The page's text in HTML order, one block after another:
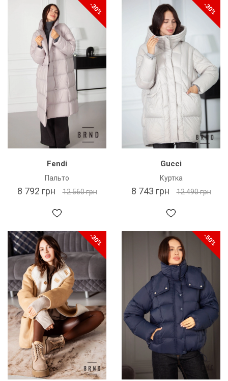
-30%
Fendi
Пальто
8 792 грн 12 560 грн
-30%
Gucci
Куртка
8 743 грн 12 490 грн
-30% -50%